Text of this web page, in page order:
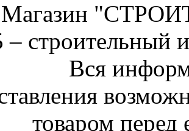
– строительный
Вся
товаром перед